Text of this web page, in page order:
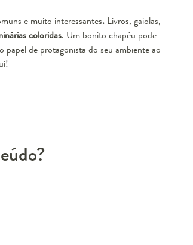
e muito interessantes.Livros, gaiolas,
coloridas. Um bonito chapéu pode
papel de protagonista do seu ambiente ao